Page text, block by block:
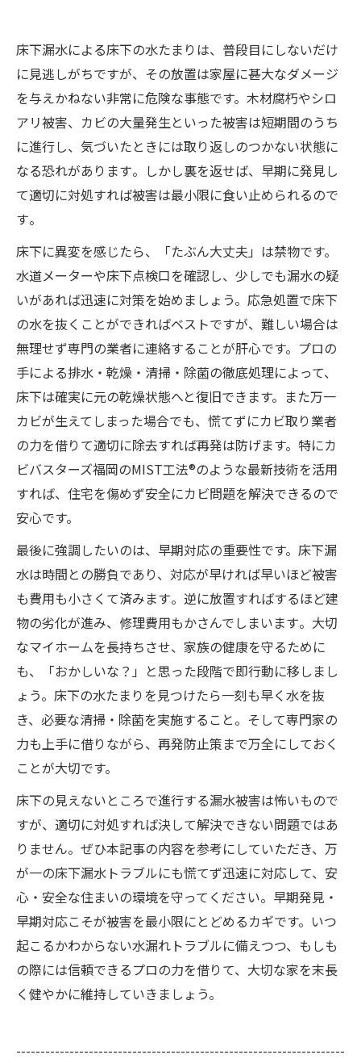
床下漏水による床下の水たまりは、普段目にしないだけ
に見逃しがちですが、その放置は家屋に甚大なダメージ
を与えかねない非常に危険な事態です。木材腐朽やシロ
アリ被害、カビの大量発生といった被害は短期間のうち
に進行し、気づいたときには取り返しのつかない状態に
なる恐れがあります​。しかし裏を返せば、早期に発見し
て適切に対処すれば被害は最小限に食い止められるので
す​。
床下に異変を感じたら、「たぶん大丈夫」は禁物です。
水道メーターや床下点検口を確認し、少しでも漏水の疑
いがあれば迅速に対策を始めましょう。応急処置で床下
の水を抜くことができればベストですが、難しい場合は
無理せず専門の業者に連絡することが肝心です。プロの
手による排水・乾燥・清掃・除菌の徹底処理によって、
床下は確実に元の乾燥状態へと復旧できます。また万一
カビが生えてしまった場合でも、慌てずにカビ取り業者
の力を借りて適切に除去すれば再発は防げます。特にカ
ビバスターズ福岡のMIST工法®のような最新技術を活用
すれば、住宅を傷めず安全にカビ問題を解決できるので
安心です。
最後に強調したいのは、早期対応の重要性です。床下漏
水は時間との勝負であり、対応が早ければ早いほど被害
も費用も小さくて済みます​。逆に放置すればするほど建
物の劣化が進み、修理費用もかさんでしまいます​。大切
なマイホームを長持ちさせ、家族の健康を守るために
も、「おかしいな？」と思った段階で即行動に移しまし
ょう。床下の水たまりを見つけたら一刻も早く水を抜
き、必要な清掃・除菌を実施すること。そして専門家の
力も上手に借りながら、再発防止策まで万全にしておく
ことが大切です。
床下の見えないところで進行する漏水被害は怖いもので
すが、適切に対処すれば決して解決できない問題ではあ
りません。ぜひ本記事の内容を参考にしていただき、万
が一の床下漏水トラブルにも慌てず迅速に対応して、安
心・安全な住まいの環境を守ってください。早期発見・
早期対応こそが被害を最小限にとどめるカギです。いつ
起こるかわからない水漏れトラブルに備えつつ、もしも
の際には信頼できるプロの力を借りて、大切な家を末長
く健やかに維持していきましょう。​​
--------------------------------------------------------------------